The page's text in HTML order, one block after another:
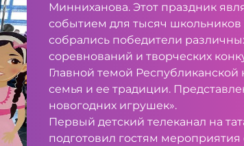
Минниханова. Этот праздник
событием для тысяч школьников
собрались победители
соревнований и творческих
Главной темой Республиканской
семья и ее традиции.
новогодних игрушек».
Первый детский телеканал на
подготовил гостям